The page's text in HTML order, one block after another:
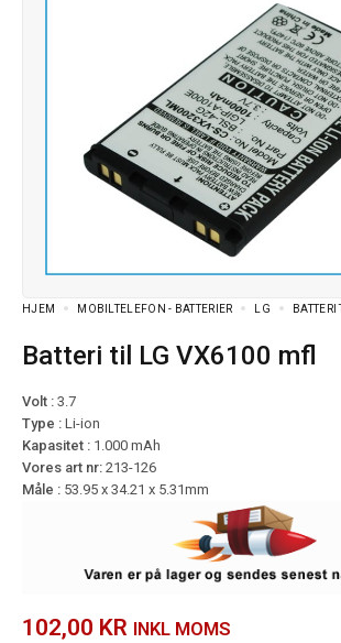
HJEM MOBILTELEFON - BATTERIER LG
Batteri til LG VX6100 mfl
Volt : 3.7
Type : Li-ion
Kapasitet : 1.000 mAh
Vores art nr: 213-126
Måle : 53.95 x 34.21 x 5.31mm
102,00 KR INKL MOMS